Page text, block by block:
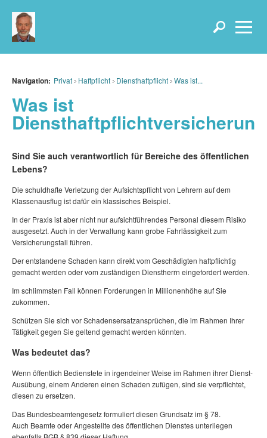
Navigation: Privat Haftpflicht Diensthaftpflicht Was ist...
Was ist
Sind Sie auch verantwortlich für Bereiche des öffentlichen
Lebens?
Die schuldhafte Verletzung der Aufsichtspflicht von Lehrern auf dem
Klassenausflug ist dafür ein klassisches Beispiel.
In der Praxis ist aber nicht nur aufsichtführendes Personal diesem Risiko
ausgesetzt. Auch in der Verwaltung kann grobe Fahrlässigkeit zum
Versicherungsfall führen.
Der entstandene Schaden kann direkt vom Geschädigten haftpflichtig
gemacht werden oder vom zuständigen Dienstherrn eingefordert werden.
Im schlimmsten Fall können Forderungen in Millionenhöhe auf Sie
zukommen.
Schützen Sie sich vor Schadensersatzansprüchen, die im Rahmen Ihrer
Tätigkeit gegen Sie geltend gemacht werden könnten.
Was bedeutet das?
Wenn öffentlich Bedienstete in irgendeiner Weise im Rahmen ihrer Dienst-
Ausübung, einem Anderen einen Schaden zufügen, sind sie verpflichtet,
diesen zu ersetzen.
Das Bundesbeamtengesetz formuliert diesen Grundsatz im § 78.
Auch Beamte oder Angestellte des öffentlichen Dienstes unterliegen